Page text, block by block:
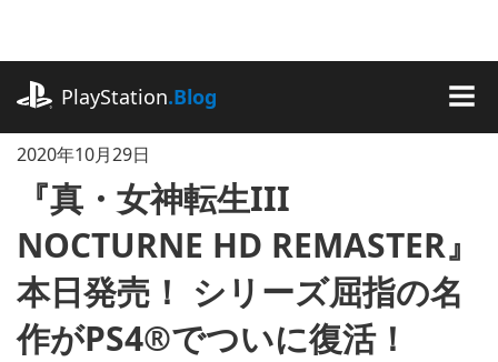
に
ッ
PlayStation.Blog
2020年10月29日
『真・女神転生III
NOCTURNE HD REMASTER』
本日発売！ シリーズ屈指の名
作がPS4®でついに復活！